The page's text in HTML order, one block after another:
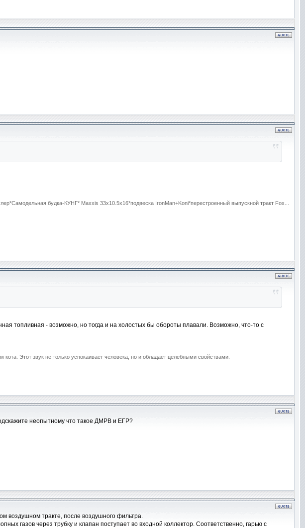
будка-КУНГ* Maxxis 33x10.5x16*подвеска IronMan+Koni*перестроенный выпускной тракт Fox...
топливная - возможно, но тогда и на холостых бы обороты плавали. Возможно, что-то с
Этот звук не только успокаивает человека, но и обладает целебными свойствами.
неопытному что такое ДМРВ и ЕГР?
воздушном тракте, после воздушного фильтра.
газов через трубку и клапан поступает во входной коллектор. Соответственно, гарью с